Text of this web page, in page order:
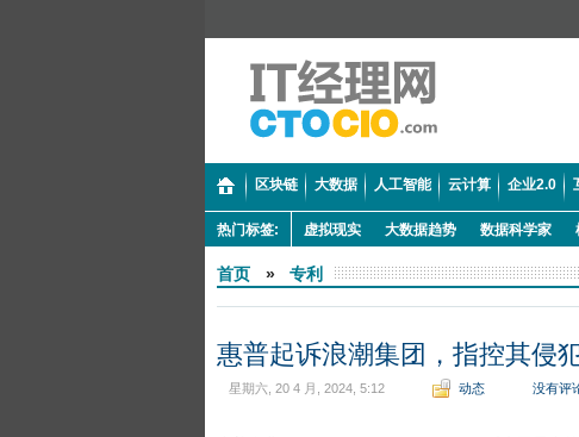
区块链 大数据 人工智能 云计算 企业2.0
热门标签: 虚拟现实 大数据趋势 数据科学家
首页 » 专利
惠普起诉浪潮集团，指控其侵
星期六, 20 4 月, 2024, 5:12 动态 没有评